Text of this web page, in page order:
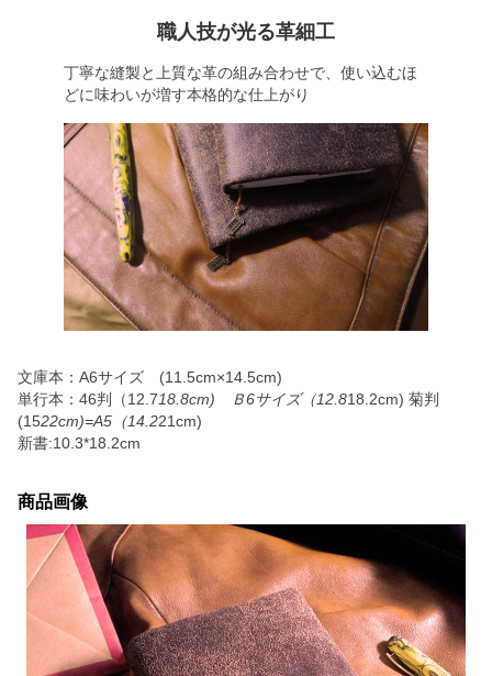
職人技が光る革細工
丁寧な縫製と上質な革の組み合わせで、使い込むほ
どに味わいが増す本格的な仕上がり
文庫本：A6サイズ (11.5cm×14.5cm)
単行本：46判（12.718.8cm) Ｂ6サイズ（12.818.2cm) 菊判
(1522cm)=A5（14.221cm)
新書:10.3*18.2cm
商品画像